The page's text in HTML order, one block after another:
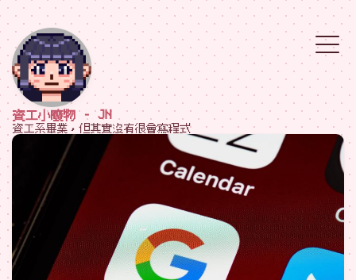
資工小廢物 - JN
資工系畢業，但其實沒有很會寫程式